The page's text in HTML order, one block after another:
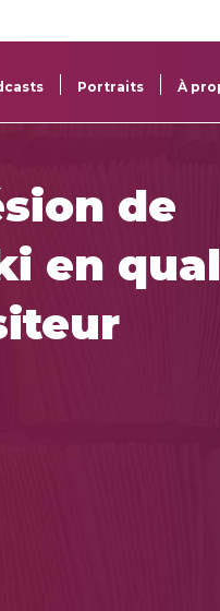
Portraits À
de
en